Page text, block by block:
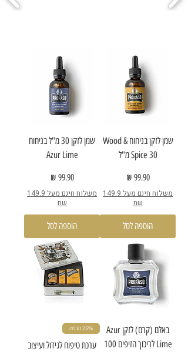
שמן לזקן בניחוח Wood &
Spice 30 מ"ל
מחיר‏99.90 ‏₪
משלוח חינם מעל 149.9
שח
הוספה לסל
שמן לזקן 30 מ"ל בניחוח
Azur Lime
מחיר‏99.90 ‏₪
משלוח חינם מעל 149.9
שח
הוספה לסל
באלם (קרם) לזקן Azur
Lime לריכוך הזיפים 100
25% הנחה
ערכת טיפוח לגידול ועיצוב